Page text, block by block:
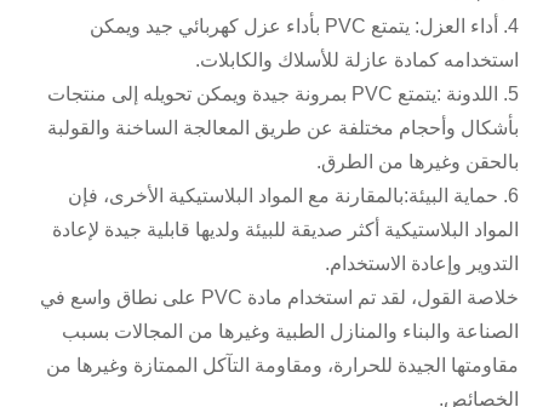
4. أداء العزل
: يتمتع PVC بأداء عزل كهربائي جيد ويمكن
استخدامه كمادة عازلة للأسلاك والكابلات.
5. اللدونة :
يتمتع PVC بمرونة جيدة ويمكن تحويله إلى منتجات
بأشكال وأحجام مختلفة عن طريق المعالجة الساخنة والقولبة
بالحقن وغيرها من الطرق.
6. حماية البيئة:
بالمقارنة مع المواد البلاستيكية الأخرى، فإن
المواد البلاستيكية أكثر صديقة للبيئة ولديها قابلية جيدة لإعادة
التدوير وإعادة الاستخدام.
خلاصة القول، لقد تم استخدام مادة PVC على نطاق واسع في
الصناعة والبناء والمنازل الطبية وغيرها من المجالات بسبب
مقاومتها الجيدة للحرارة، ومقاومة التآكل الممتازة وغيرها من
الخصائص.